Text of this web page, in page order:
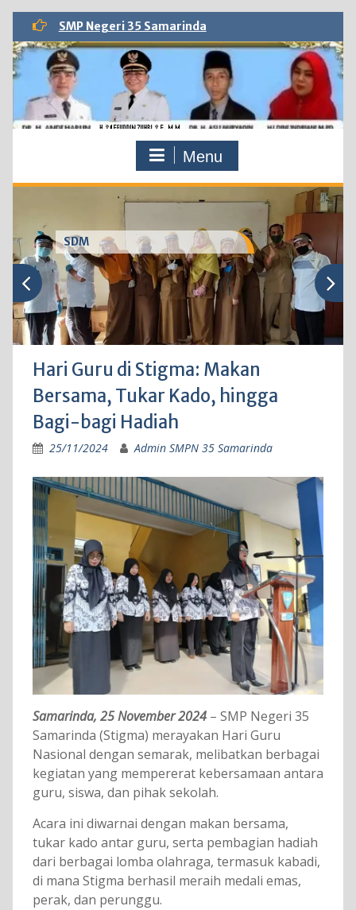
Skip
content
SMP Negeri 35 Samarinda
Menu
SDM
Hari Guru di Stigma: Makan
Bersama, Tukar Kado, hingga
Bagi-bagi Hadiah
25/11/2024 Admin SMPN 35 Samarinda
Samarinda, 25 November 2024– SMP Negeri 35
Samarinda (Stigma) merayakan Hari Guru
Nasional dengan semarak, melibatkan berbagai
kegiatan yang mempererat kebersamaan antara
guru, siswa, dan pihak sekolah.
Acara ini diwarnai dengan makan bersama,
tukar kado antar guru, serta pembagian hadiah
dari berbagai lomba olahraga, termasuk kabadi,
di mana Stigma berhasil meraih medali emas,
perak, dan perunggu.